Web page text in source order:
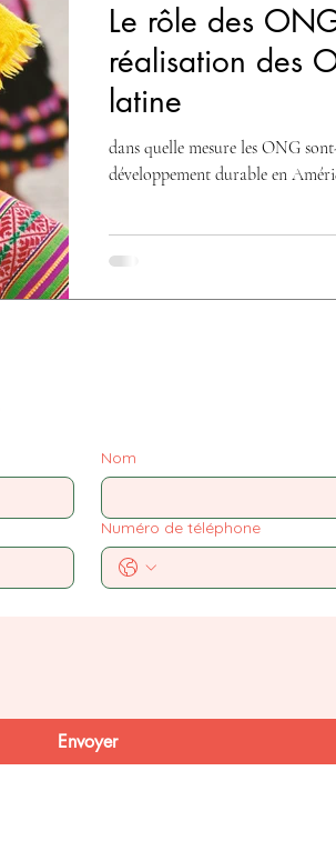
Le rôle des
réalisation des
latine
dans quelle mesure les ONG
développement durable en
Nom
Numéro de téléphone
Envoyer